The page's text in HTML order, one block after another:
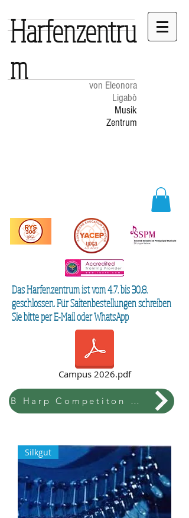
von Eleonora
Ligabò
Musik
Zentrum
Harfenzentru
m
Das Harfenzentrum ist vom 4.7. bis 30.8.
geschlossen. Für Saitenbestellungen schreiben
Sie bitte per E-Mail oder WhatsApp
Campus 2026.pdf
B Harp Competiton & Festival
Silkgut